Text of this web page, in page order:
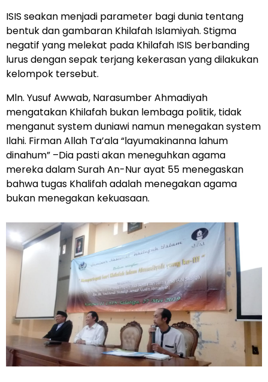
ISIS seakan menjadi parameter bagi dunia tentang
bentuk dan gambaran Khilafah Islamiyah. Stigma
negatif yang melekat pada Khilafah ISIS berbanding
lurus dengan sepak terjang kekerasan yang dilakukan
kelompok tersebut.
Mln. Yusuf Awwab, Narasumber Ahmadiyah
mengatakan Khilafah bukan lembaga politik, tidak
menganut system duniawi namun menegakan system
Ilahi. Firman Allah Ta’ala “layumakinanna lahum
dinahum” –Dia pasti akan meneguhkan agama
mereka dalam Surah An-Nur ayat 55 menegaskan
bahwa tugas Khalifah adalah menegakan agama
bukan menegakan kekuasaan.